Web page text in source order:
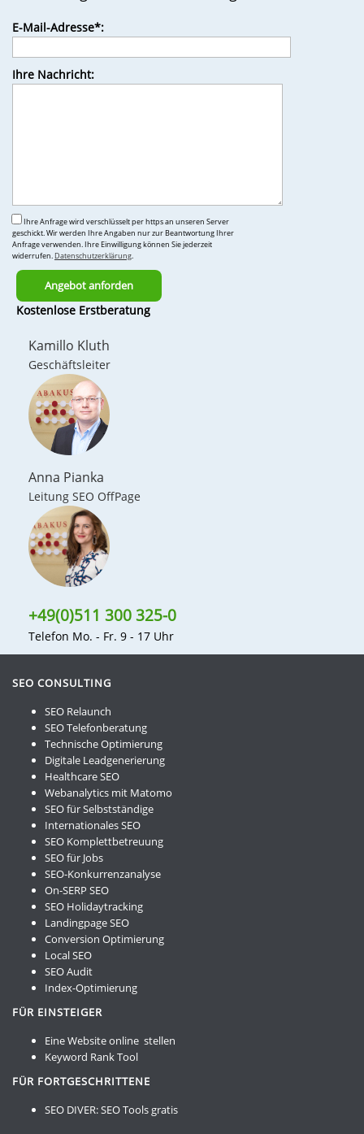
lasse
dieses
Feld
leer.
E-Mail-Adresse*:
Ihre Nachricht:
Ihre Anfrage wird verschlüsselt per https an unseren Server
geschickt. Wir werden Ihre Angaben nur zur Beantwortung Ihrer
Anfrage verwenden. Ihre Einwilligung können Sie jederzeit
widerrufen. Datenschutzerklärung
Kostenlose Erstberatung
Kamillo Kluth
Geschäftsleiter
Anna Pianka
Leitung SEO OffPage
+49(0)511 300 325-0
Telefon Mo. - Fr. 9 - 17 Uhr
SEO CONSULTING
SEO Relaunch
SEO Telefonberatung
Technische Optimierung
Digitale Leadgenerierung
Healthcare SEO
Webanalytics mit Matomo
SEO für Selbstständige
Internationales SEO
SEO Komplettbetreuung
SEO für Jobs
SEO-Konkurrenzanalyse
On-SERP SEO
SEO Holidaytracking
Landingpage SEO
Conversion Optimierung
Local SEO
SEO Audit
Index-Optimierung
FÜR EINSTEIGER
Eine Website online stellen
Keyword Rank Tool
FÜR FORTGESCHRITTENE
SEO DIVER:SEO Tools gratis